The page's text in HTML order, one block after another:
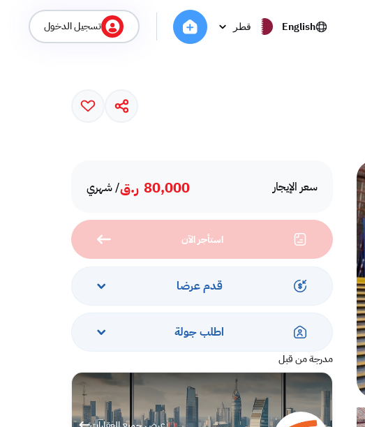
English قطر تسجيل الدخول
سعر الإيجار 80,000 ر.ق/ شهري
استأجر الآن
قدم عرضا
اطلب جولة
مدرجة من قبل